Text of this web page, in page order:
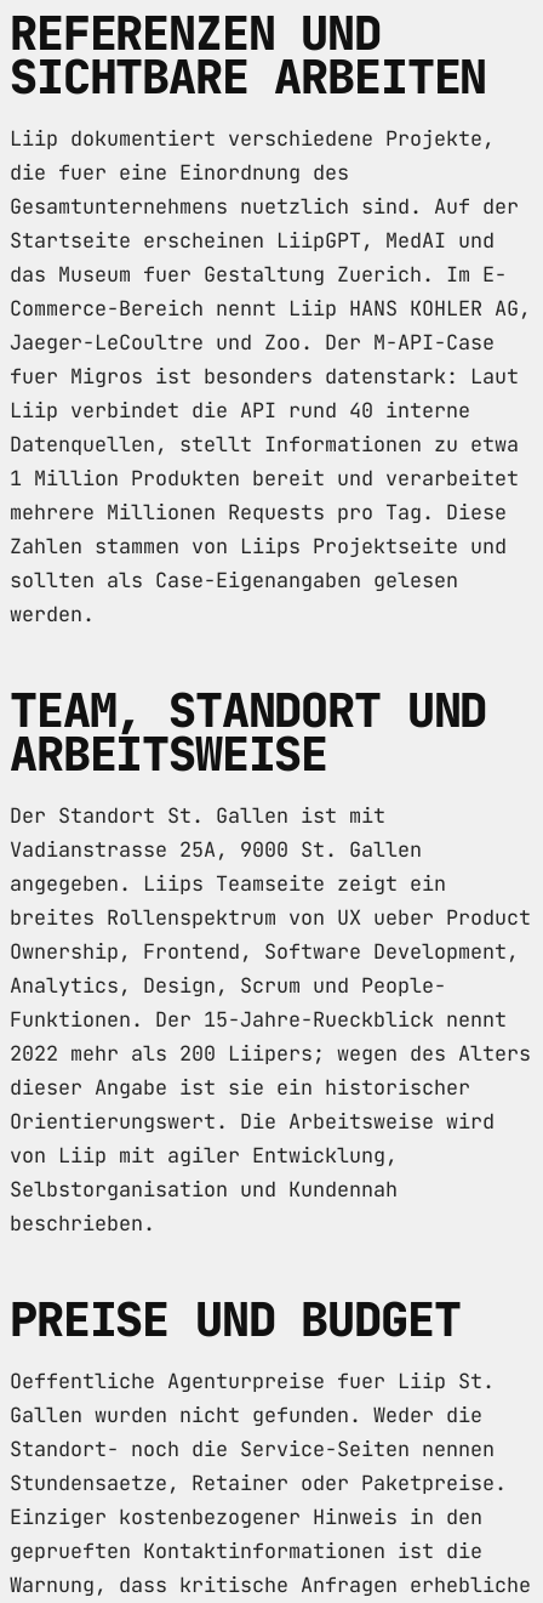
REFERENZEN UND
SICHTBARE ARBEITEN
Liip dokumentiert verschiedene Projekte,
die fuer eine Einordnung des
Gesamtunternehmens nuetzlich sind. Auf der
Startseite erscheinen LiipGPT, MedAI und
das Museum fuer Gestaltung Zuerich. Im E-
Commerce-Bereich nennt Liip HANS KOHLER AG,
Jaeger-LeCoultre und Zoo. Der M-API-Case
fuer Migros ist besonders datenstark: Laut
Liip verbindet die API rund 40 interne
Datenquellen, stellt Informationen zu etwa
1 Million Produkten bereit und verarbeitet
mehrere Millionen Requests pro Tag. Diese
Zahlen stammen von Liips Projektseite und
sollten als Case-Eigenangaben gelesen
werden.
TEAM, STANDORT UND
ARBEITSWEISE
Der Standort St. Gallen ist mit
Vadianstrasse 25A, 9000 St. Gallen
angegeben. Liips Teamseite zeigt ein
breites Rollenspektrum von UX ueber Product
Ownership, Frontend, Software Development,
Analytics, Design, Scrum und People-
Funktionen. Der 15-Jahre-Rueckblick nennt
2022 mehr als 200 Liipers; wegen des Alters
dieser Angabe ist sie ein historischer
Orientierungswert. Die Arbeitsweise wird
von Liip mit agiler Entwicklung,
Selbstorganisation und Kundennah
beschrieben.
PREISE UND BUDGET
Oeffentliche Agenturpreise fuer Liip St.
Gallen wurden nicht gefunden. Weder die
Standort- noch die Service-Seiten nennen
Stundensaetze, Retainer oder Paketpreise.
Einziger kostenbezogener Hinweis in den
geprueften Kontaktinformationen ist die
Warnung, dass kritische Anfragen erhebliche